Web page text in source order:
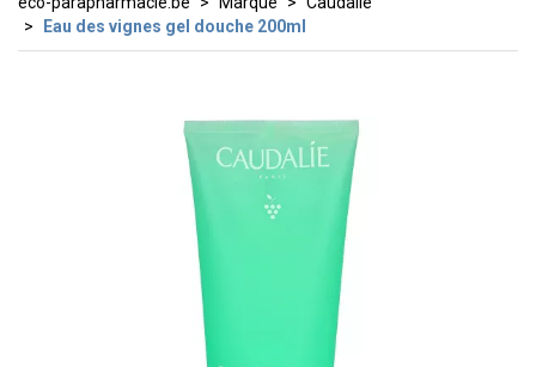
Eau des vignes gel douche 200ml